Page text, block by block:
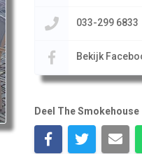
033-299 6833
Bekijk
Deel The Smokehouse